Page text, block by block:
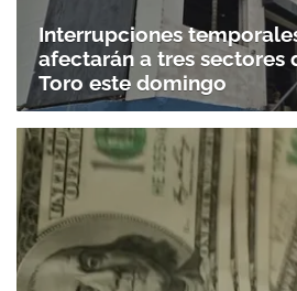
Interrupciones
afectarán a tres sectores
Toro este domingo